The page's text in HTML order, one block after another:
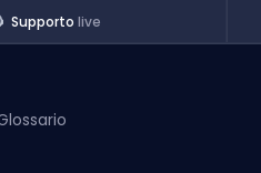
Supporto live